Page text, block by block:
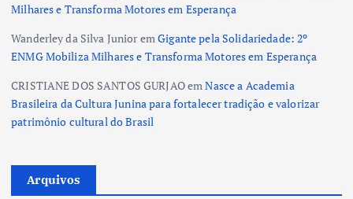
Milhares e Transforma Motores em Esperança
Wanderley da Silva JunioremGigante pela Solidariedade: 2º
ENMG Mobiliza Milhares e Transforma Motores em Esperança
CRISTIANE DOS SANTOS GURJAOemNasce a Academia
Brasileira da Cultura Junina para fortalecer tradição e valorizar
patrimônio cultural do Brasil
Arquivos